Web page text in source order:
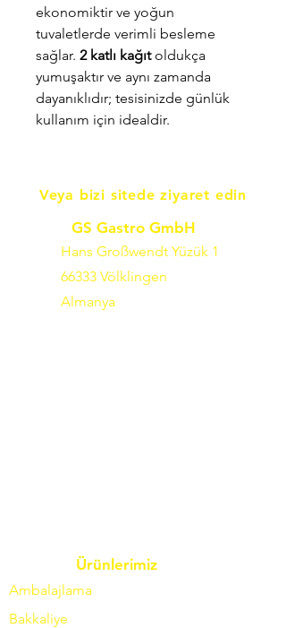
ekonomiktir ve yoğun
tuvaletlerde verimli besleme
sağlar. 2 katlı kağıtoldukça
yumuşaktır ve aynı zamanda
dayanıklıdır; tesisinizde günlük
kullanım için idealdir.
Veya bizi sitede ziyaret edin
GS Gastro GmbH
Hans Großwendt Yüzük 1
66333 Völklingen
Almanya
Ürünlerimiz
Ambalajlama
Bakkaliye